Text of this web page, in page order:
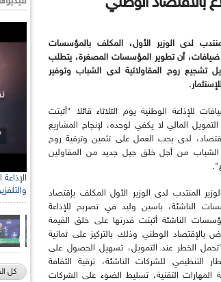
لدى الوزير الأول، المكلف بالمؤسسات
أن تطوير المؤسسات المصغرة، يتطلب
تشجيع روح المقاولاتية لدى الشباب وتوفير
للإذاعة الوطنية يوم الثلاثاء قائلا "أثبتت
التمويل المالي لا يكفي لوحده، لإنجاح المشاريع
لدى يجب العمل على تثمين وترقية روح
الشباب من أجل خلق جيل جديد من المقاولين
المنتدب لدى الوزير الأول المكلف بإقتصاد
الناشئة، ياسين وليد في تصريح للإذاعة
الناشئة أثبتت قدرتها على خلق القيمة
بالإقتصاد الوطني وذلك بالتركيز على ثمانية
الخطر عند التمويل، تسهيل الحصول على
التنظيمي للشركات الناشئة، ترقية الثقافة
المهارات التقنية، تسليط الضوء على الشركات
كل